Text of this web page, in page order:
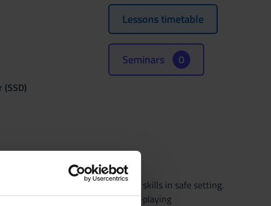
Lessons timetable
Seminars 0
technical-practical and relational skills in safe setting.
using case method and role-playing